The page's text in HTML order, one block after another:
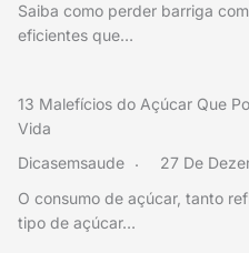
Saiba como perder barriga
eficientes que…
13 Malefícios do Açúcar Que
Vida
Dicasemsaude
27 De
O consumo de açúcar, tanto
tipo de açúcar…